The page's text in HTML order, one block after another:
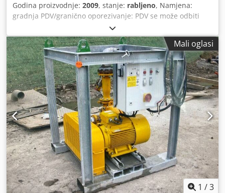
Godina proizvodnje: 2009, stanje: rabljeno, Namjena:
gradnja PDV/granično oporezivanje: PDV se može odbiti
Kontaktirajte Mohamad Fattah Ahmad za više informacija.
Chedpsh Ty Ddsfx Aixea BAUER Kelly bar BK 25/343/3/21m
Mali oglasi
1 /3